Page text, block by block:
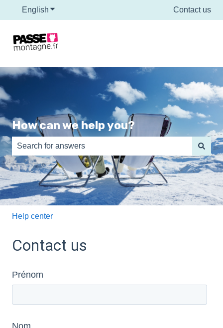
English Show submenu for translations Contact us
How can we help you?
There are no suggestions because the search field is
Help center
Contact us
Prénom
Nom